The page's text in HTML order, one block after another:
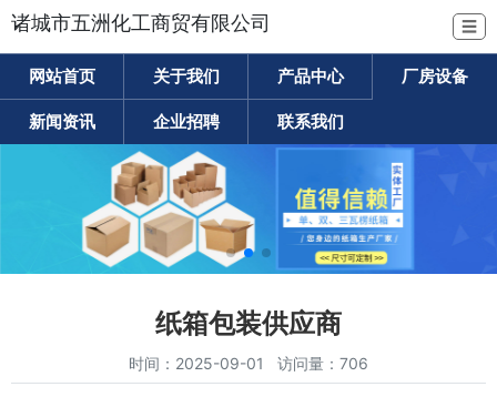
诸城市五洲化工商贸有限公司 ☰
网站首页 关于我们 产品中心 厂房设备
新闻资讯 企业招聘 联系我们
纸箱包装供应商
时间：2025-09-01 访问量：706